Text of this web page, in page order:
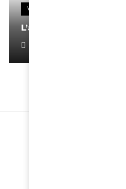
VIDEOS
L’artiste Yoan s’exprime